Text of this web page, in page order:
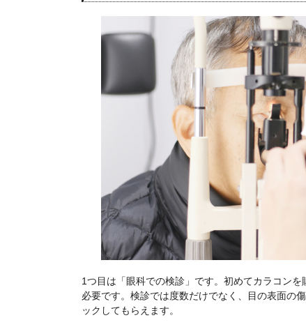
1つ目は「眼科での検診」です。初めてカラコン
必要です。検診では度数だけでなく、目の表面の
ックしてもらえます。